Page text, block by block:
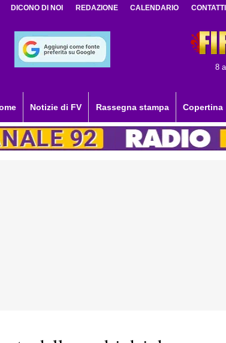
DICONO DI NOI REDAZIONE CALENDARIO CONTATTI
8
Notizie di FV Rassegna stampa Copertina